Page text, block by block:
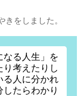
きをしました。
なる人生」を
考えたりし
る人に分かれ
たらわかり